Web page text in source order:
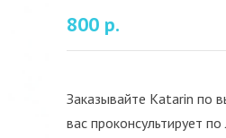
800 р.
Заказывайте Katarin по
вас проконсультирует